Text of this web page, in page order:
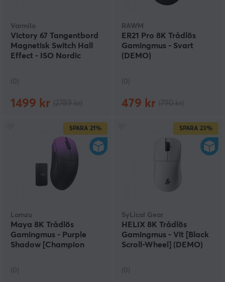
Varmilo
Victory 67 Tangentbord
Magnetisk Switch Hall
Effect - ISO Nordic
(0)
1499 kr
RAWM
ER21 Pro 8K Trådlös
Gamingmus - Svart
(DEMO)
(0)
479 kr
SPARA 21%
Lamzu
Maya 8K Trådlös
Gamingmus - Purple
Shadow [Champion
(0)
SPARA 23%
SyLical Gear
HELIX 8K Trådlös
Gamingmus - Vit [Black
Scroll-Wheel] (DEMO)
(0)